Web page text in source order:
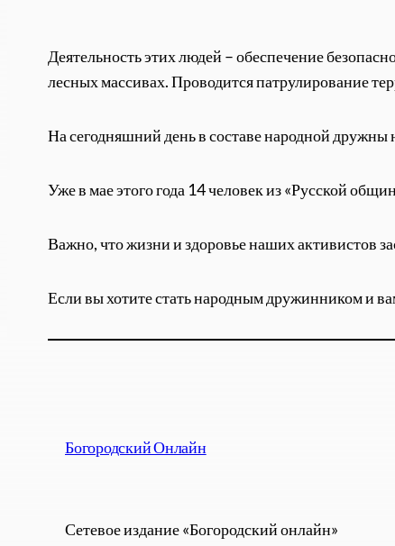
Деятельность этих людей – обеспечение
лесных массивах. Проводится патрулирование
На сегодняшний день в составе народной
Уже в мае этого года 14 человек из «Русской
Важно, что жизни и здоровье наших активистов
Если вы хотите стать народным дружинником и
Богородский Онлайн
Сетевое издание «Богородский онлайн»